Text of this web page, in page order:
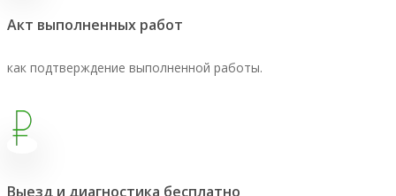
Акт выполненных работ
как подтверждение выполненной работы.
Выезд и диагностика бесплатно